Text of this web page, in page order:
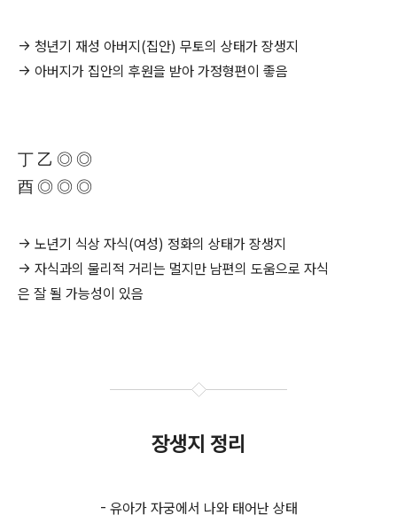
→ 청년기 재성 아버지(집안) 무토의 상태가 장생지
→ 아버지가 집안의 후원을 받아 가정형편이 좋음
丁 乙 ◎ ◎
酉 ◎ ◎ ◎
→ 노년기 식상 자식(여성) 정화의 상태가 장생지
→ 자식과의 물리적 거리는 멀지만 남편의 도움으로 자식
은 잘 될 가능성이 있음
장생지 정리
- 유아가 자궁에서 나와 태어난 상태